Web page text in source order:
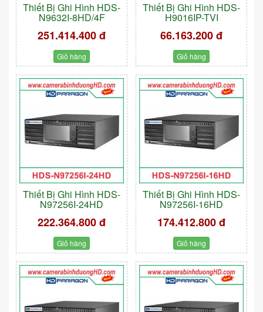
Thiết Bị Ghi Hình HDS-
N9632I-8HD/4F
251.414.400 đ
Giỏ hàng
Thiết Bị Ghi Hình HDS-
H9016IP-TVI
66.163.200 đ
Giỏ hàng
Thiết Bị Ghi Hình HDS-
N97256I-24HD
222.364.800 đ
Giỏ hàng
Thiết Bị Ghi Hình HDS-
N97256I-16HD
174.412.800 đ
Giỏ hàng